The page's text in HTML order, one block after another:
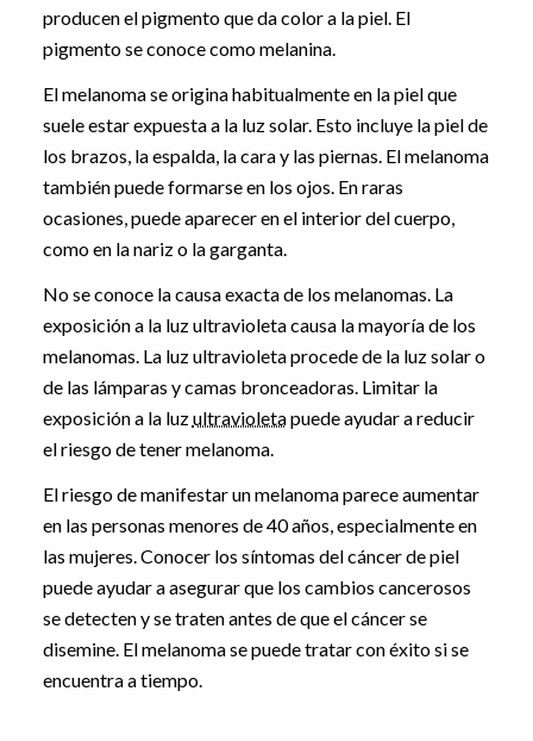
producen el pigmento que da color a la piel. El
pigmento se conoce como melanina.
El melanoma se origina habitualmente en la piel que
suele estar expuesta a la luz solar. Esto incluye la piel de
los brazos, la espalda, la cara y las piernas. El melanoma
también puede formarse en los ojos. En raras
ocasiones, puede aparecer en el interior del cuerpo,
como en la nariz o la garganta.
No se conoce la causa exacta de los melanomas. La
exposición a la luz ultravioleta causa la mayoría de los
melanomas. La luz ultravioleta procede de la luz solar o
de las lámparas y camas bronceadoras. Limitar la
exposición a la luzultravioletapuede ayudar a reducir
el riesgo de tener melanoma.
El riesgo de manifestar un melanoma parece aumentar
en las personas menores de 40 años, especialmente en
las mujeres. Conocer los síntomas del cáncer de piel
puede ayudar a asegurar que los cambios cancerosos
se detecten y se traten antes de que el cáncer se
disemine. El melanoma se puede tratar con éxito si se
encuentra a tiempo.